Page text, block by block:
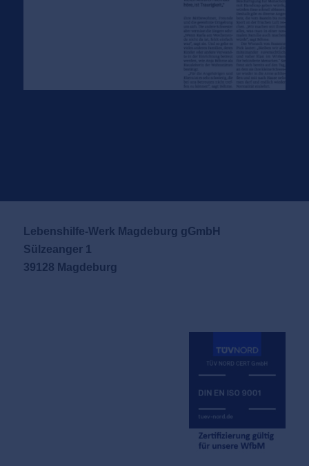
Lebenshilfe-Werk Magdeburg gGmbH
Sülzeanger 1
39128 Magdeburg